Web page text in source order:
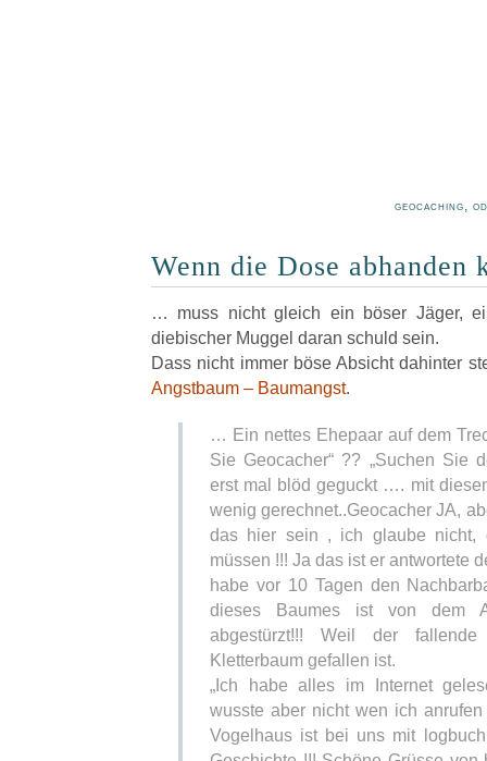
geocaching,
Wenn die Dose
… muss nicht gleich ein böser Jäger,
diebischer Muggel daran schuld sein.
Dass nicht immer böse Absicht dahinter
Angstbaum – Baumangst.
… Ein nettes Ehepaar auf dem
Sie Geocacher“ ?? „Suchen Sie
erst mal blöd geguckt …. mit
wenig gerechnet..Geocacher JA,
das hier sein , ich glaube nicht,
müssen !!! Ja das ist er antwortete
habe vor 10 Tagen den
dieses Baumes ist von dem
abgestürzt!!! Weil der
Kletterbaum gefallen ist.
„Ich habe alles im Internet
wusste aber nicht wen ich
Vogelhaus ist bei uns mit